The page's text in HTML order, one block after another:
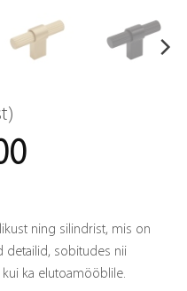
Price
€10.30
through
ning silindrist, mis on
detailid, sobitudes nii
ka elutoamööblile.